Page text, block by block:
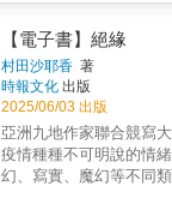
口。每一道料理都是情
著遺失的夢想，筑前煮
念，漢堡排則反映出一
渴望：「說不定，不是
福。」氣味裡藏著人心
都市更新的風聲漸起，
岌岌可危。這是一本讓
作品，適合每一個曾經
作家｜劉書甫
住在老家的母親寄了
一天〉高三的葵因為飲
事件之後，她和男友隼
之間的關係開始崩壞。
青春群像劇。──〈小夜
苦，將會轉變為體貼。
姬Uru第一本書籍登場！
言、中國郝景芳、泰國
港韓麗珠、西藏拉先加
明偉，共九位作家參與
產生了斷緣、孤獨、虛
種種想像。村田沙耶香
磚塊〉、韓麗珠〈祕密
高牆，切斷記憶、情緒
〈妻子〉寫階級制、絕
【電子書】絕緣
村田沙耶香 著
時報文化 出版
2025/06/03 出版
亞洲九地作家聯合競寫
疫情種種不可明說的情
幻、寫實、魔幻等不同